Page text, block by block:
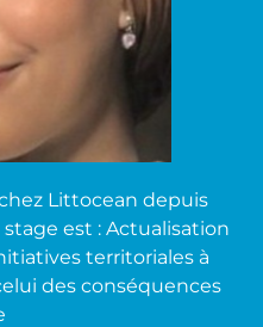
Littocean depuis
est : Actualisation
territoriales à
des conséquences